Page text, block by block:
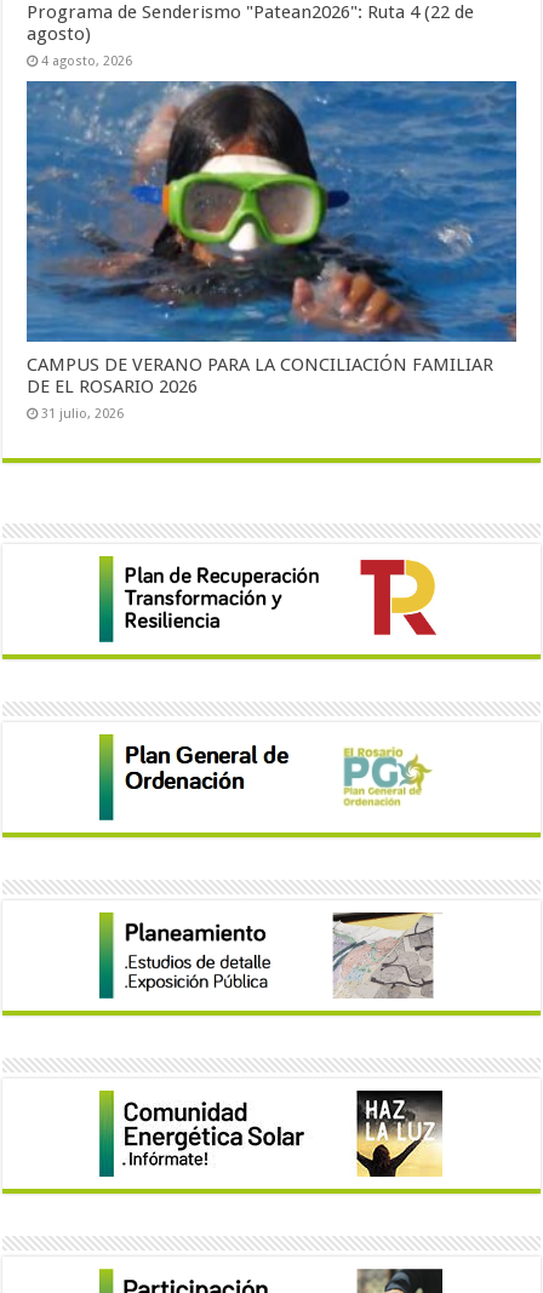
Programa de Senderismo "Patean2026": Ruta 4 (22 de
agosto)
4 agosto, 2026
CAMPUS DE VERANO PARA LA CONCILIACIÓN FAMILIAR
DE EL ROSARIO 2026
31 julio, 2026